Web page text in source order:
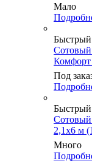
Мало
Сотовый
Комфорт
Под
Сотовый
2,1х6 м
Много